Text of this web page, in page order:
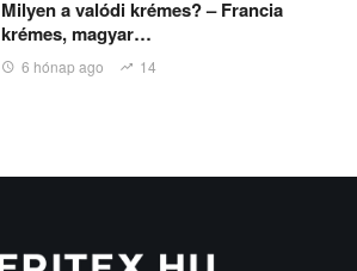
Milyen a valódi krémes? – Francia
krémes, magyar…
6 hónap ago 14